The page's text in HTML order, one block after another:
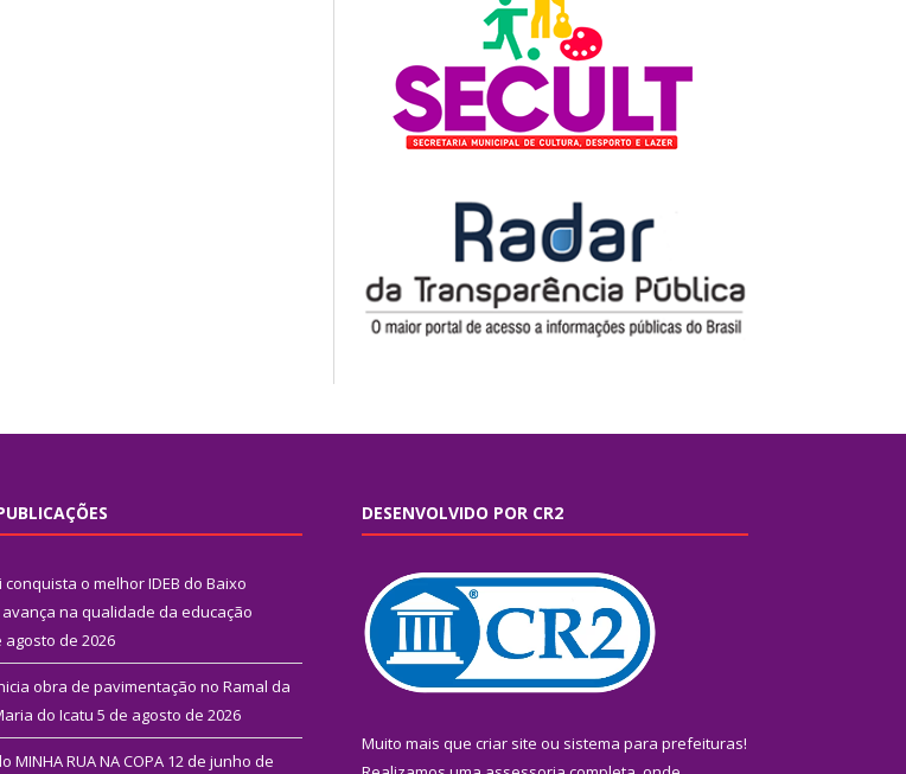
o melhor IDEB do Baixo
na qualidade da educação
agosto de 2026
obra de pavimentação no Ramal da
do Icatu 5 de agosto de 2026
MINHA RUA NA COPA 12 de junho de
DESENVOLVIDO POR CR2
Muito mais que criar site ou sistema para prefeituras!